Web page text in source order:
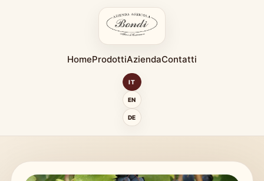
HomeProdottiAziendaContatti
IT
EN
DE